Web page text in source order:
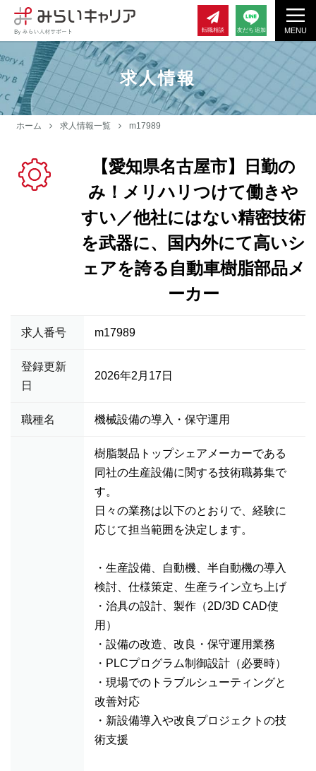
MENU
転職相談 友だち追加
求人情報
ホーム 求人情報一覧 m17989
【愛知県名古屋市】日勤の
み！メリハリつけて働きや
すい／他社にはない精密技術
を武器に、国内外にて高いシ
ェアを誇る自動車樹脂部品メ
ーカー
求人番号 m17989
登録更新
日
2026年2月17日
職種名 機械設備の導入・保守運用
樹脂製品トップシェアメーカーである
同社の生産設備に関する技術職募集で
す。
日々の業務は以下のとおりで、経験に
応じて担当範囲を決定します。
・生産設備、自動機、半自動機の導入
検討、仕様策定、生産ライン立ち上げ
・治具の設計、製作（2D/3D CAD使
用）
・設備の改造、改良・保守運用業務
・PLCプログラム制御設計（必要時）
・現場でのトラブルシューティングと
改善対応
・新設備導入や改良プロジェクトの技
術支援